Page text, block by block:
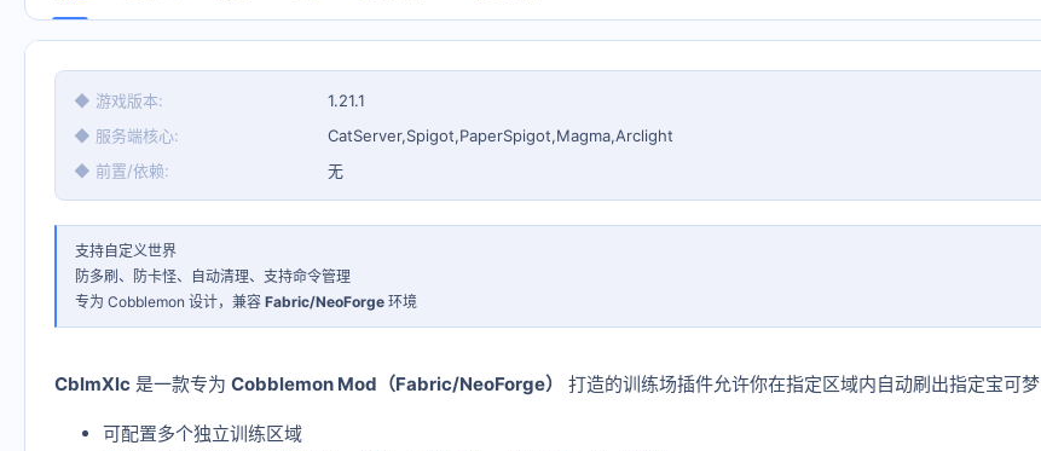
◆ 游戏版本
1.21.1
◆ 服务端核心
CatServer,Spigot,PaperSpigot,Magma,Arclight
◆ 前置/依赖
无
支持自定义世界
防多刷、防卡怪、自动清理、支持命令管理
专为 Cobblemon 设计，兼容 Fabric/NeoForge 环境
CblmXlc 是一款专为 Cobblemon Mod（Fabric/NeoForge） 打造的训练场插件允许你在指定区域内自动刷出指定宝可梦
可配置多个独立训练区域